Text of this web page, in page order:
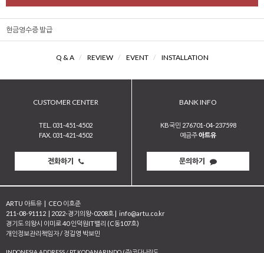
현금영수증 발급
Q & A / REVIEW / EVENT / INSTALLATION
CUSTOMER CENTER
TEL. 031-451-4502
FAX. 031-421-4502
전화하기
BANK INFO
KB국민 276701-04-237598
예금주아트유
문의하기
ARTU 아트유 | CEO 이호준
211-08-91112 | 2022-경기의왕-0208호 | info@artu.co.kr
경기도 의왕시 이미로 40 인덕원IT밸리 (C동107호)
개인정보관리책임자 / 정길영 박보민